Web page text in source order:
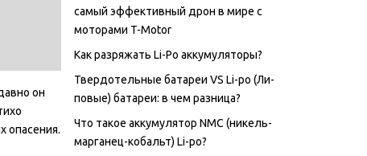
самый эффективный дрон в мире с
моторами T-Motor
Как разряжать Li-Po аккумуляторы?
Твердотельные батареи VS Li-po (Ли-
повые) батареи: в чем разница?
Что такое аккумулятор NMC (никель-
марганец-кобальт) Li-po?
он
опасения.